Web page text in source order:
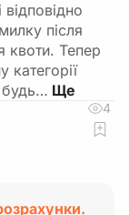
після
квоти. Тепер
категорії
будь…
4